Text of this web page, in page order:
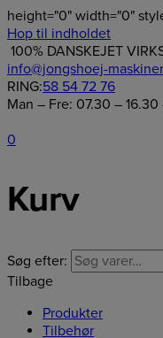
height="0" width="0"
Hop til indholdet
100% DANSKEJET
info@jongshoej-
RING:58 54 72 76
Man – Fre: 07.30 –
0
Kurv
Søg efter:
Tilbage
Produkter
Tilbehør